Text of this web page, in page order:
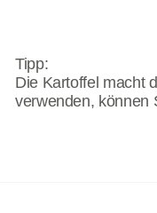
Tipp:
Die Kartoffel macht
verwenden, können